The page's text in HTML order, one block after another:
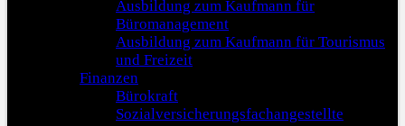
Ausbildung zum Kaufmann für
Büromanagement
Ausbildung zum Kaufmann für Tourismus
und Freizeit
Finanzen
Bürokraft
Sozialversicherungsfachangestellte